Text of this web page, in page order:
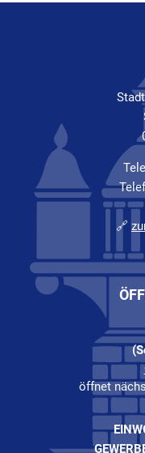
🔗
Klicken, um
öffnet